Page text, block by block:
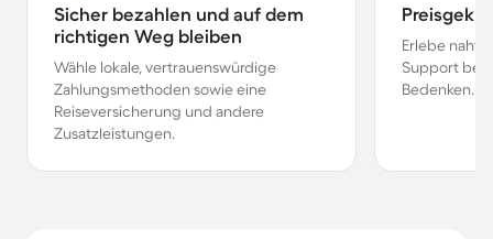
Sicher bezahlen und auf dem
richtigen Weg bleiben
Wähle lokale, vertrauenswürdige
Zahlungsmethoden sowie eine
Reiseversicherung und andere
Zusatzleistungen.
Erlebe
Support bei
Bedenken.